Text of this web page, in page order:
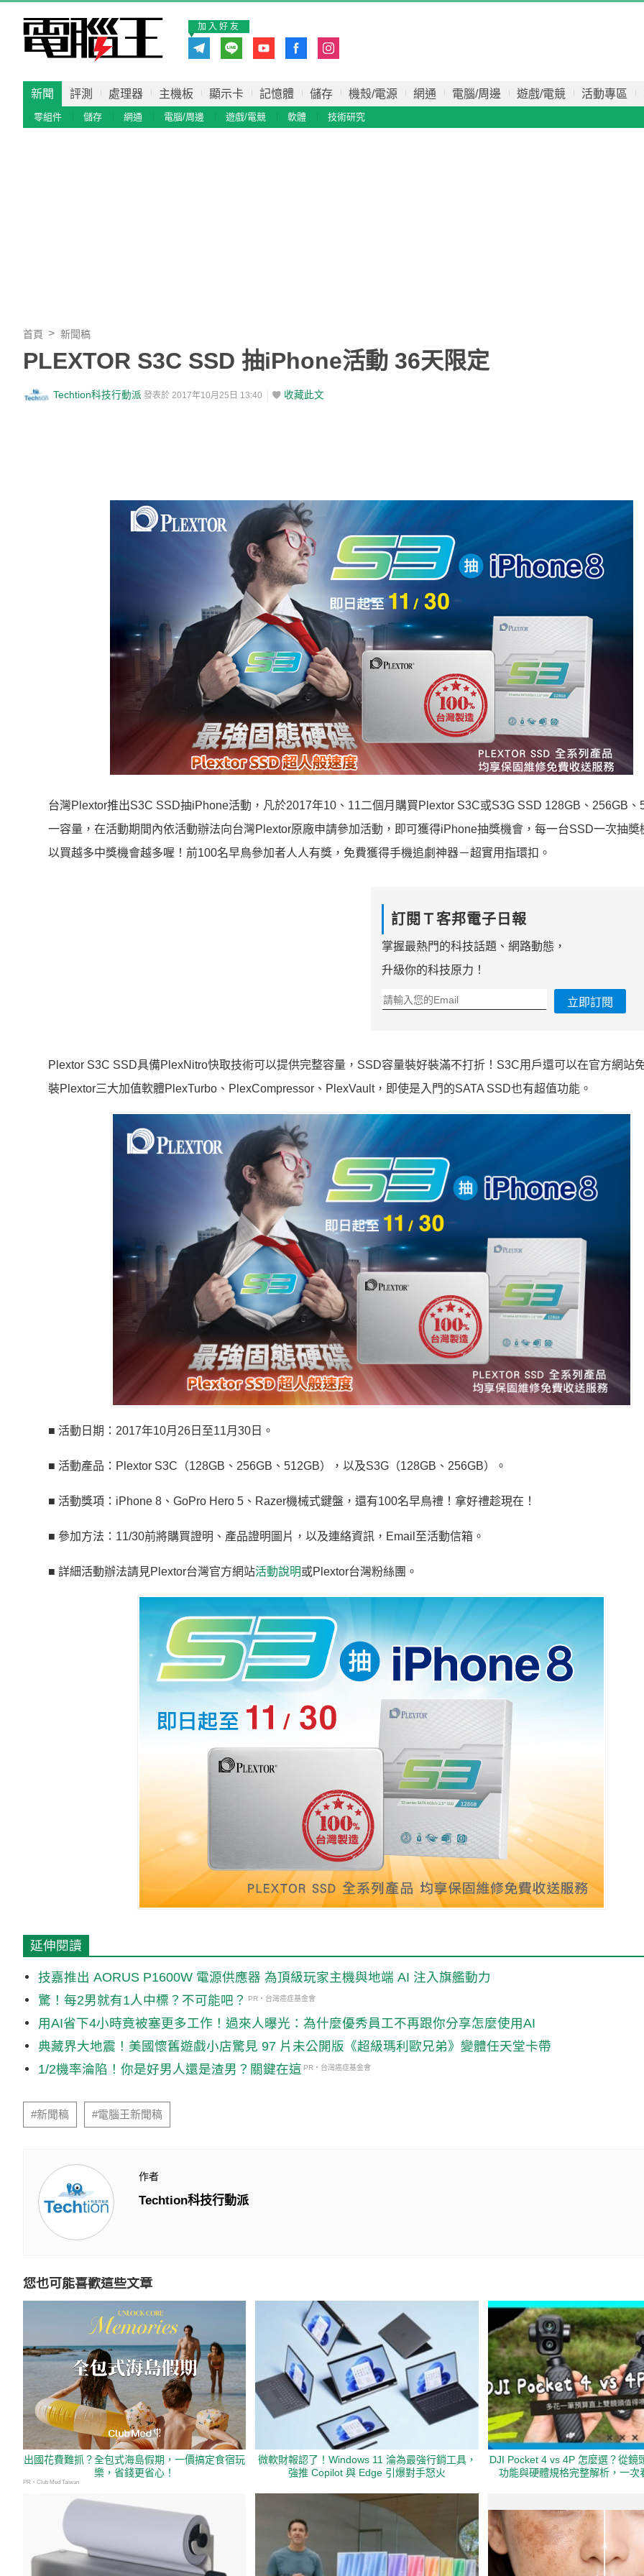
加入好友
新聞 評測 處理器 主機板 顯示卡 記憶體 儲存 機殼/電源 網通 電腦/周邊 遊戲/電競 活動專區
零組件 儲存 網通 電腦/周邊 遊戲/電競 軟體 技術研究
首頁 新聞稿
PLEXTOR S3C SSD 抽iPhone活動 36天限定
Techtion科技行動派 發表於 2017年10月25日 13:40 收藏此文
台灣Plextor推出S3C SSD抽iPhone活動，凡於2017年10、11二個月購買Plextor S3C或S3G SSD 128GB、256GB、
一容量，在活動期間內依活動辦法向台灣Plextor原廠申請參加活動，即可獲得iPhone抽獎機會，每一台SSD一次抽奬
以買越多中獎機會越多喔！前100名早鳥參加者人人有獎，免費獲得手機追劇神器－超實用指環扣。
訂閱Ｔ客邦電子日報
掌握最熱門的科技話題、網路動態，
升級你的科技原力！
立即訂閱
Plextor S3C SSD具備PlexNitro快取技術可以提供完整容量，SSD容量裝好裝滿不打折！S3C用戶還可以在官方網站
裝Plextor三大加值軟體PlexTurbo、PlexCompressor、PlexVault，即使是入門的SATA SSD也有超值功能。
■ 活動日期：2017年10月26日至11月30日。
■ 活動產品：Plextor S3C（128GB、256GB、512GB），以及S3G（128GB、256GB）。
■ 活動獎項：iPhone 8、GoPro Hero 5、Razer機械式鍵盤，還有100名早鳥禮！拿好禮趁現在！
■ 參加方法：11/30前將購買證明、產品證明圖片，以及連絡資訊，Email至活動信箱。
■ 詳細活動辦法請見Plextor台灣官方網站活動說明或Plextor台灣粉絲團。
延伸閱讀
技嘉推出 AORUS P1600W 電源供應器 為頂級玩家主機與地端 AI 注入旗艦動力
驚！每2男就有1人中標？不可能吧？
PR・台灣癌症基金會
用AI省下4小時竟被塞更多工作！過來人曝光：為什麼優秀員工不再跟你分享怎麼使用AI
典藏界大地震！美國懷舊遊戲小店驚見 97 片未公開版《超級瑪利歐兄弟》變體任天堂卡帶
1/2機率淪陷！你是好男人還是渣男？關鍵在這 PR・台灣癌症基金會
#新聞稿 #電腦王新聞稿
作者
Techtion科技行動派
您也可能喜歡這些文章
出國花費難抓？全包式海島假期，一價搞定食宿玩
樂，省錢更省心！
PR・Club Med Taiwan
微軟財報認了！Windows 11 淪為最強行銷工具，
強推 Copilot 與 Edge 引爆對手怒火
DJI Pocket 4 vs 4P 怎麼選？從鏡
功能與硬體規格完整解析，一次